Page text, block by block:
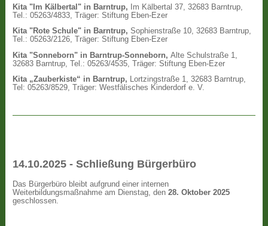
Kita "Im Kälbertal" in Barntrup,
Im Kälbertal 37, 32683 Barntrup,
Tel.: 05263/4833, Träger: Stiftung Eben-Ezer
Kita "Rote Schule" in Barntrup, Sophienstraße 10, 32683 Barntrup,
Tel.: 05263/2126, Träger: Stiftung Eben-Ezer
Kita "Sonneborn" in Barntrup-Sonneborn, Alte Schulstraße 1,
32683 Barntrup, Tel.: 05263/4535, Träger: Stiftung Eben-Ezer
Kita „Zauberkiste“ in Barntrup, Lortzingstraße 1, 32683 Barntrup,
Tel: 05263/8529, Träger: Westfälisches Kinderdorf e. V.
14.10.2025 - Schließung Bürgerbüro
Das Bürgerbüro bleibt aufgrund einer internen
Weiterbildungsmaßnahme am Dienstag, den28. Oktober 2025
geschlossen.